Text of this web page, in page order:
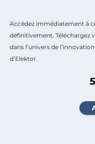
Accédez immédiatement à
définitivement. Téléchargez
dans l’univers de
d’Elektor.